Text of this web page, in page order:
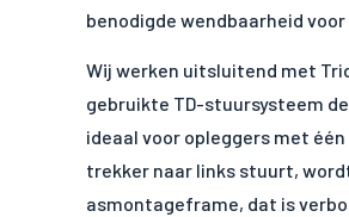
benodigde wendbaarheid
Wij werken uitsluitend met
gebruikte TD-stuursysteem
ideaal voor opleggers met
trekker naar links stuurt,
asmontageframe, dat is